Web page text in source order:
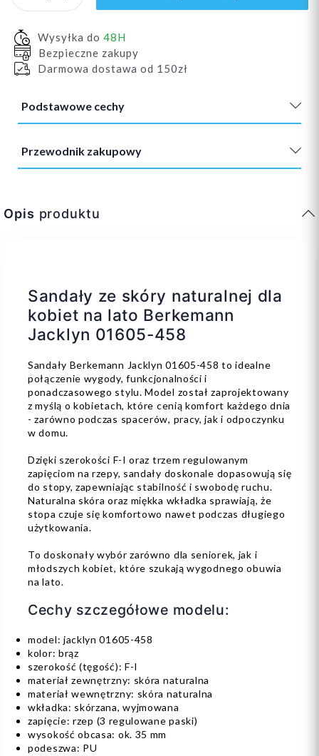
Wysyłka do 48H
Bezpieczne zakupy
Darmowa dostawa od 150zł
Podstawowe cechy
Przewodnik zakupowy
Opis produktu
Sandały ze skóry naturalnej dla
kobiet na lato Berkemann
Jacklyn 01605-458
Sandały Berkemann Jacklyn 01605-458 to idealne
połączenie wygody, funkcjonalności i
ponadczasowego stylu. Model został zaprojektowany
z myślą o kobietach, które cenią komfort każdego dnia
- zarówno podczas spacerów, pracy, jak i odpoczynku
w domu.
Dzięki szerokości F-I oraz trzem regulowanym
zapięciom na rzepy, sandały doskonale dopasowują się
do stopy, zapewniając stabilność i swobodę ruchu.
Naturalna skóra oraz miękka wkładka sprawiają, że
stopa czuje się komfortowo nawet podczas długiego
użytkowania.
To doskonały wybór zarówno dla seniorek, jak i
młodszych kobiet, które szukają wygodnego obuwia
na lato.
Cechy szczegółowe modelu:
model: jacklyn 01605-458
kolor: brąz
szerokość (tęgość): F-I
materiał zewnętrzny: skóra naturalna
materiał wewnętrzny: skóra naturalna
wkładka: skórzana, wyjmowana
zapięcie: rzep (3 regulowane paski)
wysokość obcasa: ok. 35 mm
podeszwa: PU